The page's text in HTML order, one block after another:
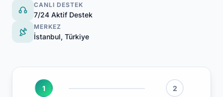
CANLI DESTEK
7/24 Aktif Destek
MERKEZ
İstanbul, Türkiye
1 2